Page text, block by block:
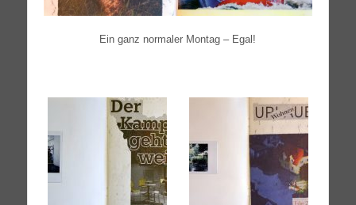
Ein ganz nor­ma­ler Mon­tag – Egal!